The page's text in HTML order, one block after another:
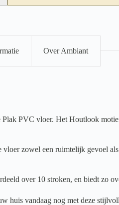
Over Ambiant
PVC vloer. Het Houtlook
zowel een ruimtelijk gevoel
over 10 stroken, en biedt zo
huis vandaag nog met deze